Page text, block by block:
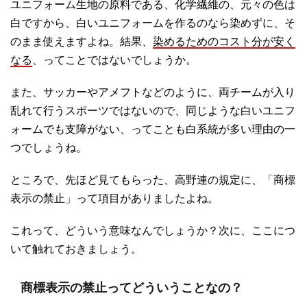
ユニフォーム生地の原料である、化学繊維の、元々の色は
白ですから、白いユニフォームを作るのなら染めずに、そ
のまま使えますよね。結果、 染めるためのコスト分が安く
なる
、ってことではないでしょうか。
また、サッカーやアメフトなどのように、両チームが入り
乱れて行うスポーツではないので、同じような白いユニフ
ォームでも支障がない、ってことも白系統が多い理由の一
つでしょうね。
ところで、先ほど見てもらった、高野連の規定に、「商標
表示の禁止」って項目がありましたよね。
これって、どういう意味なんでしょうか？次に、ここにつ
いて触れておきましょう。
商標表示の禁止ってどういうことなの？